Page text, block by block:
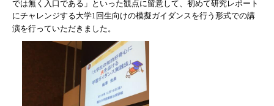
では無く入口である」といった観点に留意して、初めて研究レポート
にチャレンジする大学1 回生向けの模擬ガイダンスを行う形式での講
演を行っていただきました。